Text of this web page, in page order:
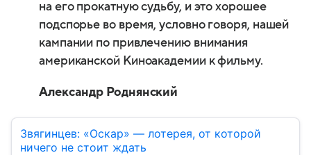
на его прокатную судьбу, и это хорошее
подспорье во время, условно говоря, нашей
кампании по привлечению внимания
американской Киноакадемии к фильму.
Александр Роднянский
Звягинцев: «Оскар» — лотерея, от которой
ничего не стоит ждать